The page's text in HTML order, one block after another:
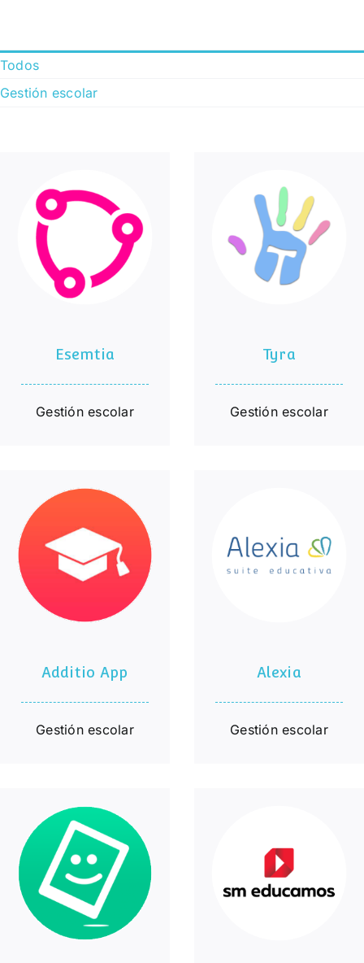
Todos
Gestión escolar
Esemtia
Gestión escolar
Tyra
Tyra
Gestión escolar
Additio App
Additio App
Gestión escolar
Alexia
Alexia
Gestión escolar
Schooltivity SM Educamos